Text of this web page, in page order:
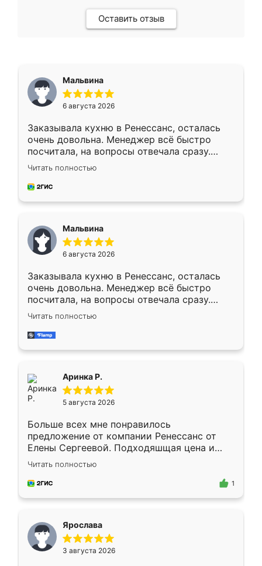
Оставить отзыв
Мальвина
6 августа 2026
Заказывала кухню в Ренессанс, осталась
очень довольна. Менеджер всё быстро
посчитала, на вопросы отвечала сразу.
Замерщик приехал в субботу, подошёл к
делу со всей ответственностью. Собрали
за день, ребята работали аккуратно, даже
Читать полностью
Мальвина
6 августа 2026
Заказывала кухню в Ренессанс, осталась
очень довольна. Менеджер всё быстро
посчитала, на вопросы отвечала сразу.
Замерщик приехал в субботу, подошёл к
делу со всей ответственностью. Собрали
за день, ребята работали аккуратно, даже
Читать полностью
Аринка Р.
5 августа 2026
Больше всех мне понравилось
предложение от компании Ренессанс от
Елены Сергеевой. Подходяшщая цена и
короткие сроки изготовления. Приехавший
для замера сотрудник Владислав
предложил по моему эскизу самый
Читать полностью
1
Ярослава
3 августа 2026